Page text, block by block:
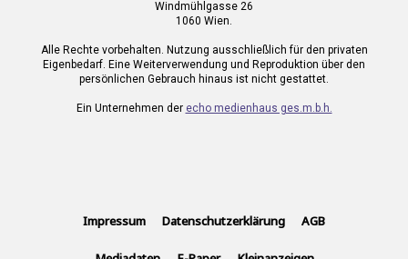
Windmühlgasse 26
1060 Wien.
Alle Rechte vorbehalten. Nutzung ausschließlich für den privaten
Eigenbedarf. Eine Weiterverwendung und Reproduktion über den
persönlichen Gebrauch hinaus ist nicht gestattet.
Ein Unternehmen der echo medienhaus ges.m.b.h.
Impressum Datenschutzerklärung AGB